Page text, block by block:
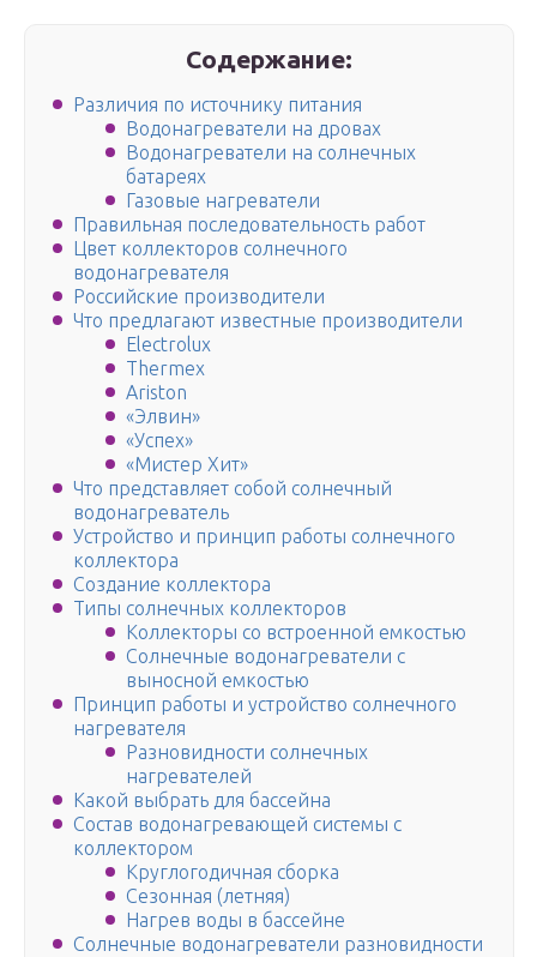
Содержание:
Различия по источнику питания
Водонагреватели на дровах
Водонагреватели на солнечных
батареях
Газовые нагреватели
Правильная последовательность работ
Цвет коллекторов солнечного
водонагревателя
Российские производители
Что предлагают известные производители
Electrolux
Thermex
Ariston
«Элвин»
«Успех»
«Мистер Хит»
Что представляет собой солнечный
водонагреватель
Устройство и принцип работы солнечного
коллектора
Создание коллектора
Типы солнечных коллекторов
Коллекторы со встроенной емкостью
Солнечные водонагреватели с
выносной емкостью
Принцип работы и устройство солнечного
нагревателя
Разновидности солнечных
нагревателей
Какой выбрать для бассейна
Состав водонагревающей системы с
коллектором
Круглогодичная сборка
Сезонная (летняя)
Нагрев воды в бассейне
Солнечные водонагреватели разновидности